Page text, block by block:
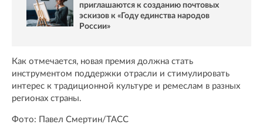
приглашаются к созданию почтовых
эскизов к «Году единства народов
России»
Как отмечается, новая премия должна стать
инструментом поддержки отрасли и стимулировать
интерес к традиционной культуре и ремеслам в разных
регионах страны.
Фото: Павел Смертин/ТАСС